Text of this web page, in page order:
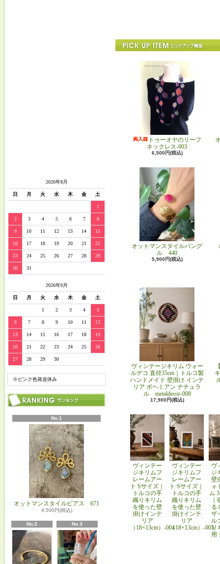
2026年8月
日 月 火 水 木 金 土
1
2 3 4 5 6 7 8
9 10 11 12 13 14 15
16 17 18 19 20 21 22
23 24 25 26 27 28 29
30 31
2026年9月
日 月 火 水 木 金 土
1 2 3 4 5
6 7 8 9 10 11 12
13 14 15 16 17 18 19
20 21 22 23 24 25 26
27 28 29 30
※ピンク色発送休み
No.1
オットマンスタイルピアス 671
4,500円(税込)
No.2 No.3
トゥーオヤのリーフ
ネックレス-003
6,500円(税込)
オットマンスタイルバング
ル 440
5,900円(税込)
ヴィンテージキリム ウォー
ルデコ 直径35cm｜トルコ製
ハンドメイド 壁掛け インテ
リア ボヘミアン ナチュラ
ル metaldecor-008
17,900円(税込)
ヴィンテー
ジキリムフ
レームアー
ト Sサイズ｜
トルコの手
織りキリム
を使った壁
掛けインテ
リア
（18×13cm）-004
ヴィンテー
ジキリムフ
レームアー
ト Sサイズ｜
トルコの手
織りキリム
を使った壁
掛けインテ
リア
（18×13cm）-005
ヴ
ジ
壁
ォ
ム
る
ザ
ル
り
用